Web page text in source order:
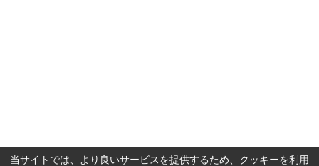
当サイトでは、より良いサービスを提供するため、クッキーを利用